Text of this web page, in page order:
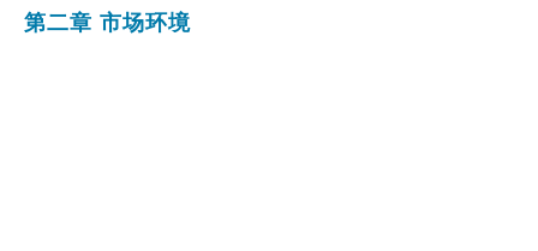
第二章 市场环境